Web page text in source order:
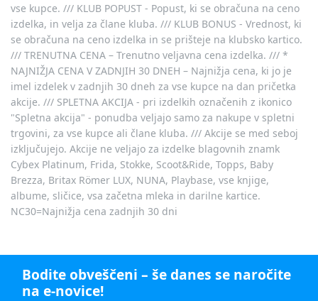
vse kupce. /// KLUB POPUST - Popust, ki se obračuna na ceno
izdelka, in velja za člane kluba. /// KLUB BONUS - Vrednost, ki
se obračuna na ceno izdelka in se prišteje na klubsko kartico.
/// TRENUTNA CENA – Trenutno veljavna cena izdelka. /// *
NAJNIŽJA CENA V ZADNJIH 30 DNEH – Najnižja cena, ki jo je
imel izdelek v zadnjih 30 dneh za vse kupce na dan pričetka
akcije. /// SPLETNA AKCIJA - pri izdelkih označenih z ikonico
"Spletna akcija" - ponudba veljajo samo za nakupe v spletni
trgovini, za vse kupce ali člane kluba. /// Akcije se med seboj
izključujejo. Akcije ne veljajo za izdelke blagovnih znamk
Cybex Platinum, Frida, Stokke, Scoot&Ride, Topps, Baby
Brezza, Britax Römer LUX, NUNA, Playbase, vse knjige,
albume, sličice, vsa začetna mleka in darilne kartice.
NC30=Najnižja cena zadnjih 30 dni
Bodite obveščeni – še danes se naročite
na e-novice!